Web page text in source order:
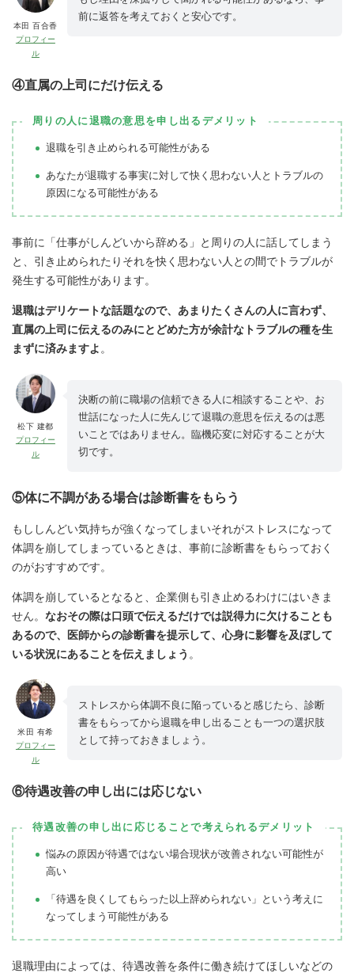
本田 百合香
プロフィー
ル
前に返答を考えておくと安心です。
④直属の上司にだけ伝える
周りの人に退職の意思を申し出るデメリット
退職を引き止められる可能性がある
あなたが退職する事実に対して快く思わない人とトラブルの
原因になる可能性がある
事前に「仕事がしんどいから辞める」と周りの人に話してしまう
と、引き止められたりそれを快く思わない人との間でトラブルが
発生する可能性があります。
退職はデリケートな話題なので、 あまりたくさんの人に言わず、
直属の上司に伝えるのみにとどめた方が余計なトラブルの種を生
まずに済みますよ 。
松下 建都
プロフィー
ル
決断の前に職場の信頼できる人に相談することや、お
世話になった人に先んじて退職の意思を伝えるのは悪
いことではありません。臨機応変に対応することが大
切です。
⑤体に不調がある場合は診断書をもらう
もししんどい気持ちが強くなってしまいそれがストレスになって
体調を崩してしまっているときは、 事前に診断書をもらっておく
のがおすすめです。
体調を崩しているとなると、企業側も引き止めるわけにはいきま
せん。 なおその際は口頭で伝えるだけでは説得力に欠けることも
あるので、医師からの診断書を提示して、心身に影響を及ぼして
いる状況にあることを伝えましょう 。
米田 有希
プロフィー
ル
ストレスから体調不良に陥っていると感じたら、診断
書をもらってから退職を申し出ることも一つの選択肢
として持っておきましょう。
⑥待遇改善の申し出には応じない
待遇改善の申し出に応じることで考えられるデメリット
悩みの原因が待遇ではない場合現状が改善されない可能性が
高い
「待遇を良くしてもらった以上辞められない」という考えに
なってしまう可能性がある
退職理由によっては、待遇改善を条件に働き続けてほしいなどの